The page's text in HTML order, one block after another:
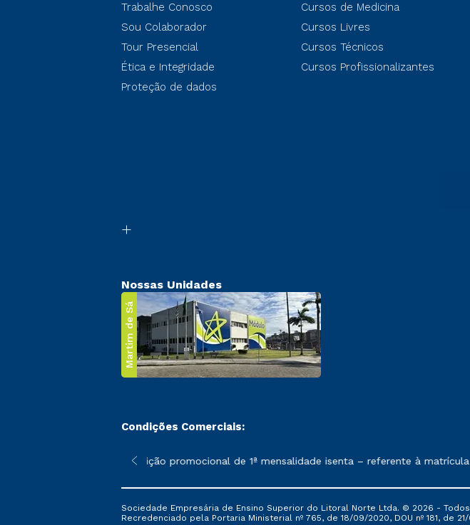
Trabalhe Conosco
Sou Colaborador
Tour Presencial
Ética e Integridade
Proteção de dados
Cursos de Medicina
Cursos Livres
Cursos Técnicos
Cursos Profissionalizantes
Nossas Unidades
Martim de Sá
Condições Comerciais:
sofrer alterações nos períodos de rematrícula conforme exposto no contrato de
*A condição promocional de 1ª mensalidade isenta – referente à
Sociedade Empresária de Ensino Superior do Litoral Norte Ltda. © 2026 -
Recredenciado pela Portaria Ministerial nº 765, de 18/09/2020, DOU nº 181, de